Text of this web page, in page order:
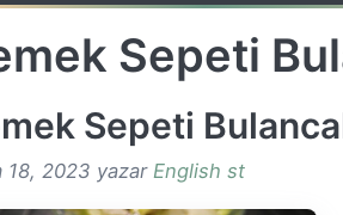
Sepeti
Sepeti
18, 2023 yazar English st